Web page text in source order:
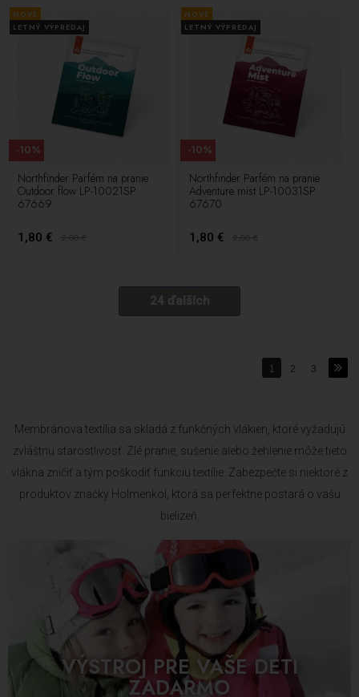
NOVÉ
LETNÝ VÝPREDAJ
Northfinder Parfém na pranie
Outdoor flow LP-10021SP
67669
1,80 € 2,00€
-10%
NOVÉ
LETNÝ VÝPREDAJ
Northfinder Parfém na pranie
Adventure mist LP-10031SP
67670
1,80 € 2,00€
-10%
24 ďalších
1 2 3
Membránova textília sa skladá z funkčných vlákien, ktoré vyžadujú
zvláštnu starostlivosť. Zlé pranie, sušenie alebo žehlenie môže tieto
vlákna zničiť a tým poškodiť funkciu textílie. Zabezpečte si niektoré z
produktov značky Holmenkol, ktorá sa perfektne postará o vašu
bielizeň.
VÝSTROJ PRE VAŠE DETI
ZADARMO